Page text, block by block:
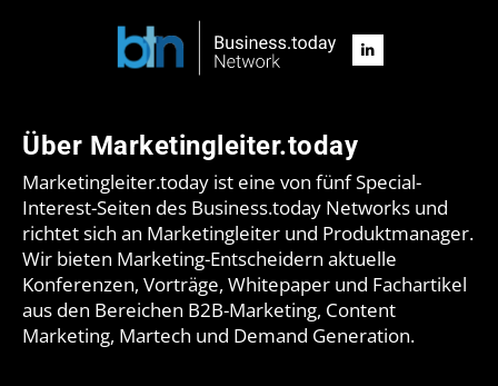
Über Marketingleiter.today
Marketingleiter.today ist eine von fünf Special-
Interest-Seiten des Business.today Networks und
richtet sich an Marketingleiter und Produktmanager.
Wir bieten Marketing-Entscheidern aktuelle
Konferenzen, Vorträge, Whitepaper und Fachartikel
aus den Bereichen B2B-Marketing, Content
Marketing, Martech und Demand Generation.